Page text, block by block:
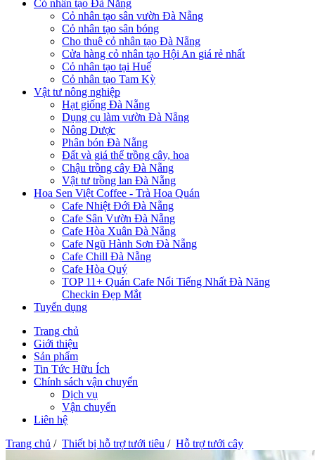
Cỏ nhân tạo Đà Nẵng
Cỏ nhân tạo sân vườn Đà Nẵng
Cỏ nhân tạo sân bóng
Cho thuê cỏ nhân tạo Đà Nẵng
Cửa hàng cỏ nhân tạo Hội An giá rẻ nhất
Cỏ nhân tạo tại Huế
Cỏ nhân tạo Tam Kỳ
Vật tư nông nghiệp
Hạt giống Đà Nẵng
Dụng cụ làm vườn Đà Nẵng
Nông Dược
Phân bón Đà Nẵng
Đất và giá thể trồng cây, hoa
Chậu trồng cây Đà Nẵng
Vật tư trồng lan Đà Nẵng
Hoa Sen Việt Coffee - Trà Hoa Quán
Cafe Nhiệt Đới Đà Nẵng
Cafe Sân Vườn Đà Nẵng
Cafe Hòa Xuân Đà Nẵng
Cafe Ngũ Hành Sơn Đà Nẵng
Cafe Chill Đà Nẵng
Cafe Hòa Quý
TOP 11+ Quán Cafe Nổi Tiếng Nhất Đà Năng
Checkin Đẹp Mắt
Tuyển dụng
Trang chủ
Giới thiệu
Sản phẩm
Tin Tức Hữu Ích
Chính sách vận chuyển
Dịch vụ
Vận chuyển
Liên hệ
Trang chủ / Thiết bị hỗ trợ tưới tiêu / Hỗ trợ tưới cây